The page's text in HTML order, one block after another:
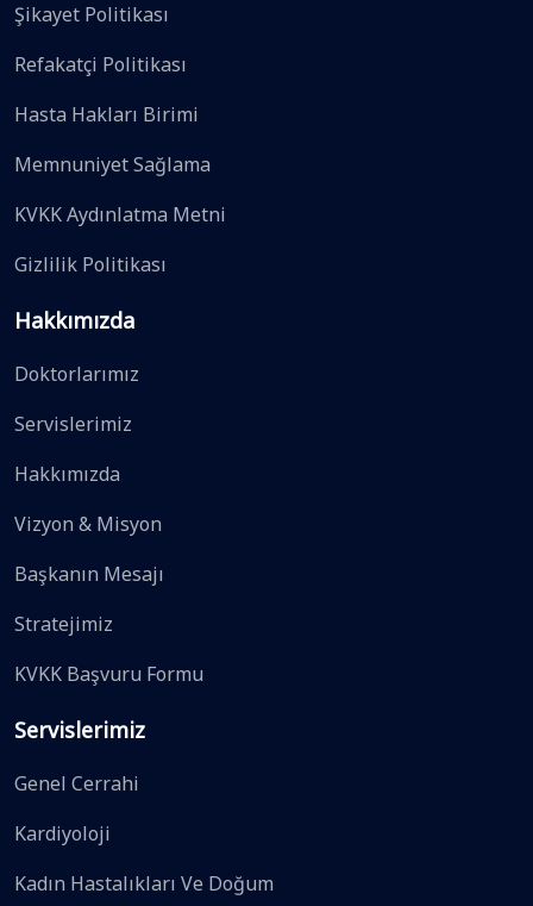
Şikayet Politikası
Refakatçi Politikası
Hasta Hakları Birimi
Memnuniyet Sağlama
KVKK Aydınlatma Metni
Gizlilik Politikası
Hakkımızda
Doktorlarımız
Servislerimiz
Hakkımızda
Vizyon & Misyon
Başkanın Mesajı
Stratejimiz
KVKK Başvuru Formu
Servislerimiz
Genel Cerrahi
Kardiyoloji
Kadın Hastalıkları Ve Doğum